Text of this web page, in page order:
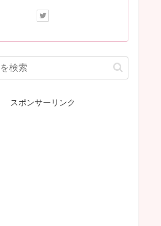
スポンサーリンク